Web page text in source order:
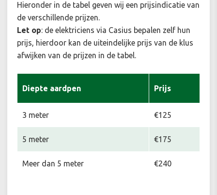
Hieronder in de tabel geven wij een prijsindicatie van
de verschillende prijzen.
Let op: de elektriciens via Casius bepalen zelf hun
prijs, hierdoor kan de uiteindelijke prijs van de klus
afwijken van de prijzen in de tabel.
Diepte aardpen Prijs
3 meter €125
5 meter €175
Meer dan 5 meter €240